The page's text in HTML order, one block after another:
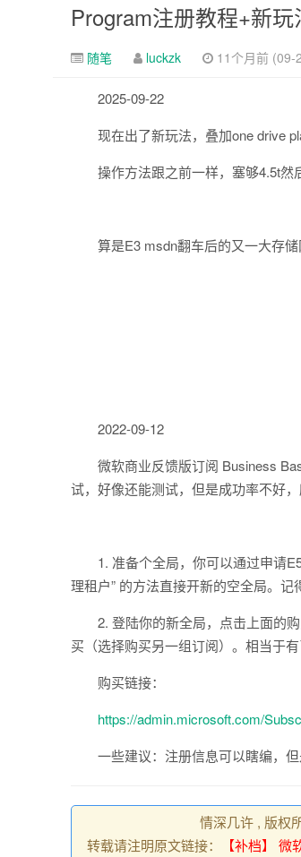
Program注册教程+新玩
随笔 luckzk 11个月前 (09-
2025-09-22
现在出了新玩法，叠加one drive
操作方法跟之前一样，塞够4.5t然
算是E3 msdn翻车后的又一大存储
2022-09-12
微软商业反馈版订阅 Business
试，好像还能测试，但是成功率不好
1. 准备个全局，你可以通过申请
理租户” 的方法直接开新的空全局。记
2. 登陆你的新全局，点击上面的
买（选择购买另一组订阅）。相当于有
购买链接：
https://admin.microsoft.com/
一些建议：注册信息可以瞎编，
情深几许 , 版权
转载请注明原文链接：
【补档】